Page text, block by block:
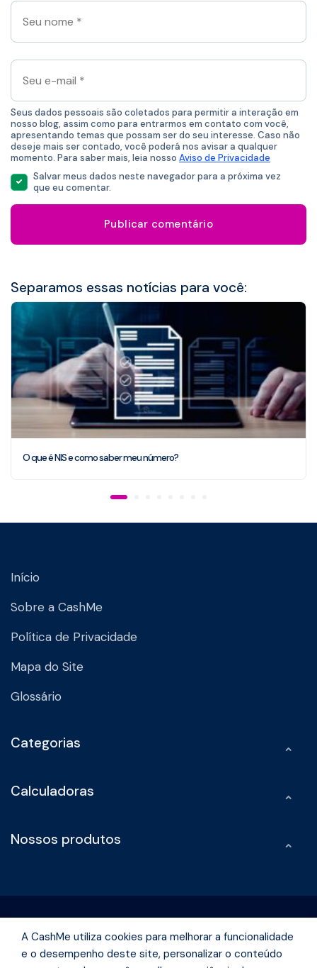
Seu
nome
*
Seu
e-
mail
*
Seus dados pessoais são coletados para permitir a interação em
nosso blog, assim como para entrarmos em contato com você,
apresentando temas que possam ser do seu interesse. Caso não
deseje mais ser contado, você poderá nos avisar a qualquer
momento. Para saber mais, leia nosso Aviso de Privacidade
Salvar meus dados neste navegador para a próxima vez
que eu comentar.
Separamos essas notícias para você:
O que é NIS e como saber meu número?
Início
Sobre a CashMe
Política de Privacidade
Mapa do Site
Glossário
Categorias
Calculadoras
Nossos produtos
Rua Olimpíadas, 242 -Vila Olímpia São Paulo - São Paulo | CEP
A CashMe utiliza cookies para melhorar a funcionalidade
e o desempenho deste site, personalizar o conteúdo